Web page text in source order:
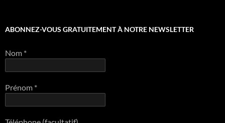
ABONNEZ-VOUS GRATUITEMENT À NOTRE NEWSLETTER
Nom *
Prénom *